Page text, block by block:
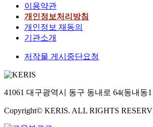
이용약관
개인정보처리방침
개인정보 재동의
기관소개
저작물 게시중단요청
41061 대구광역시 동구 동내로 64(동내동
Copyright© KERIS. ALL RIGHTS